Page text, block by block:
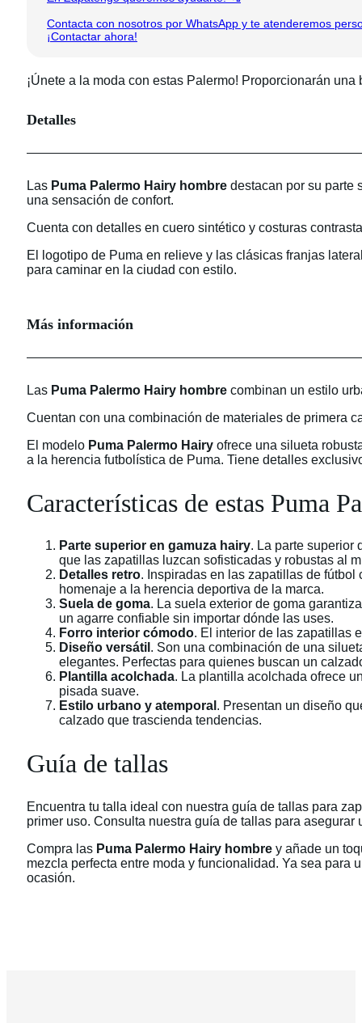
65,00 €
hasta
Contacta con nosotros por WhatsApp y te atenderemos
¡Contactar ahora!
¡Únete a la moda con estas Palermo! Proporcionarán
Detalles
Las Puma Palermo Hairy hombre destacan por su parte
una sensación de confort.
Cuenta con detalles en cuero sintético y costuras
El logotipo de Puma en relieve y las clásicas franjas
para caminar en la ciudad con estilo.
Más información
Las Puma Palermo Hairy hombre combinan un estilo
Cuentan con una combinación de materiales de primera
El modelo Puma Palermo Hairy ofrece una silueta
a la herencia futbolística de Puma. Tiene detalles
Características de estas Puma
Parte superior en gamuza hairy. La parte superior
que las zapatillas luzcan sofisticadas y robustas al
Detalles retro. Inspiradas en las zapatillas de
homenaje a la herencia deportiva de la marca.
Suela de goma. La suela exterior de goma
un agarre confiable sin importar dónde las uses.
Forro interior cómodo. El interior de las zapatillas
Diseño versátil . Son una combinación de una
elegantes. Perfectas para quienes buscan un
Plantilla acolchada. La plantilla acolchada ofrece
pisada suave.
Estilo urbano y atemporal . Presentan un diseño
calzado que trascienda tendencias.
Guía de tallas
Encuentra tu talla ideal con nuestra guía de tallas para
primer uso. Consulta nuestra guía de tallas para
Compra las Puma Palermo Hairy hombre y añade un
mezcla perfecta entre moda y funcionalidad. Ya sea
ocasión.